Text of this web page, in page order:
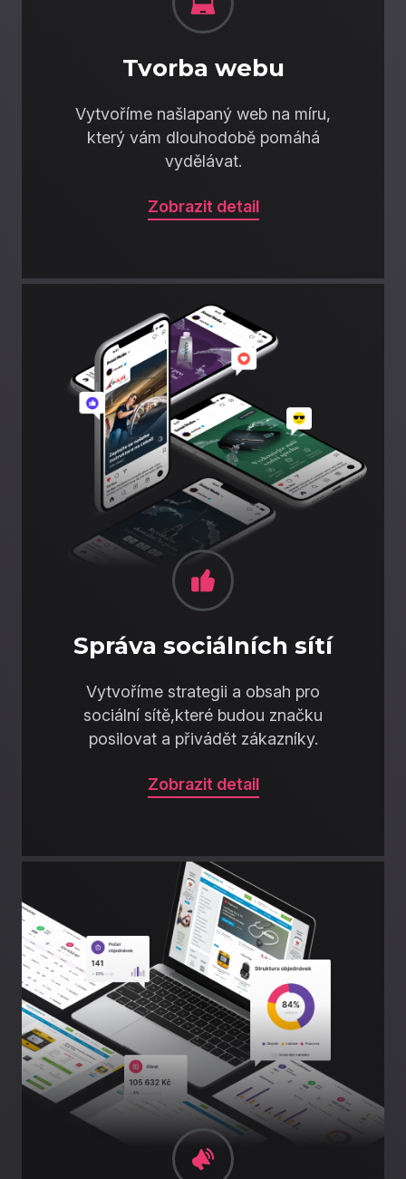
Tvorba webu
Vytvoříme našlapaný web na míru,
který vám dlouhodobě pomáhá
vydělávat.
Zobrazit detail
Správa sociálních sítí
Vytvoříme strategii a obsah pro
sociální sítě,které budou značku
posilovat a přivádět zákazníky.
Zobrazit detail